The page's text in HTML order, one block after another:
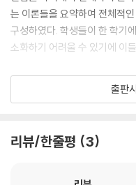
1. 개인심리이론: 아들러
2. 심리사회이론: 에릭슨
1. 인지발달이론: 피아제
2. 합리적 정서행동이론: 엘리스
1. 행동이론: 스키너
는 이론들을 요약하여 전체적
구성하였다. 학생들이 한 학기
소화하기 어려울 수 있기에 이
제2부는 인간의 행동을 다각적
성하였다. 방대한 성격이론 중
였다. 그중 오창순 교수가 심층
5장), 인지이론(제6장), 행동
출판
리뷰/한줄평 3